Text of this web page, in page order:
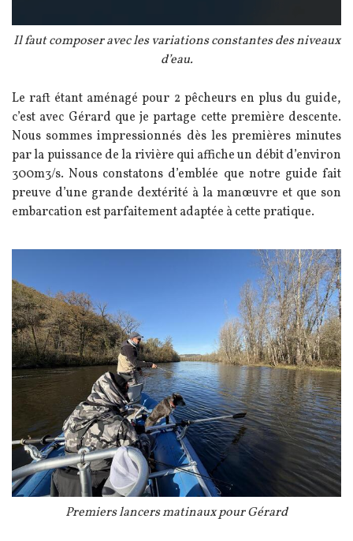
Légende
Il faut composer avec les variations constantes des niveaux
d’eau.
Texte
Le raft étant aménagé pour 2 pêcheurs en plus du guide,
c’est avec Gérard que je partage cette première descente.
Nous sommes impressionnés dès les premières minutes
par la puissance de la rivière qui affiche un débit d’environ
300m3/s. Nous constatons d’emblée que notre guide fait
preuve d’une grande dextérité à la manœuvre et que son
embarcation est parfaitement adaptée à cette pratique.
Premiers lancers matinaux pour Gérard